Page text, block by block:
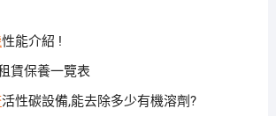
性能介紹 !
賃保養一覽表
活性碳設備,能去除多少有機溶劑?